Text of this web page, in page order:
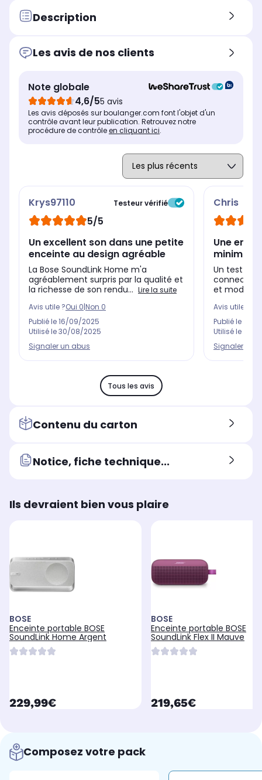
Sur secteur et batterie
Norme d'étanchéité
contre l'immersion
provisoire dans l'eau
jusqu'à 1m
Poignée de transport Poignée de transport
Description
Les avis de nos clients
Note globale
4,6/55 avis
Les avis déposés sur boulanger.com font l'objet d'un
contrôle avant leur publication. Retrouvez notre
procédure de contrôleen cliquant ici.
Krys97110 Testeur vérifié
5/5
Un excellent son dans une petite
enceinte au design agréable
La Bose SoundLink Home m'a
agréablement surpris par la qualité et
la richesse de son rendu... Lire la suite
Avis utile ?Oui 0 Non 0
Publié le16/09/2025
Utilisé le30/08/2025
Signaler un abus
Chris
Une
Un test
et
Avis utile ?
Publié le
Utilisé le
Signaler un
Tous les avis
Contenu du carton
Notice, fiche technique...
Ils devraient bien vous plaire
BOSE
Enceinte portable BOSE
SoundLink Home Argent
currentPrice
229,99€
BOSE
Enceinte portable BOSE
SoundLink Flex II Mauve
currentPrice
219,65€
Composez votre pack